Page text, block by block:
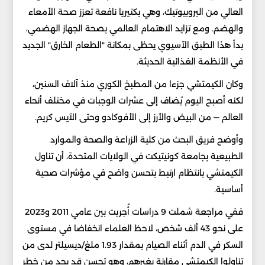
العالي من البروبيوتيك، وهي بكتيريا نافعة تعزز صحة الأمعاء
والهضم. ومع تزايد الاهتمام العالمي بصحة الجهاز الهضمي،
بدأ هذا الطبق الآسيوي يحظى بمكانة "الطعام الخارق" الجديد
في الأنظمة الغذائية الحديثة.
وكان الكيمتشي جزءا من المطبخ الكوري منذ آلاف السنين،
لكنه أصبح اليوم يُضاف إلى عشرات الوجبات في مختلف أنحاء
العالم — من البيض والأرز إلى الأفوكادو وحتى الآيس كريم.
وأوضح فريق البحث من كلية الزراعة والصحة والموارد
الطبيعية بجامعة كونيتيكت في الولايات المتحدة، أن تناول
الكيمتشي بانتظام ارتبط بتحسن واضح في مؤشرات صحية
أساسية.
ففي مراجعة شملت 9 دراسات أُجريت بين عامي 2011 و2023
على نحو 43 ألف شخص، لاحظ العلماء انخفاضا في مستوى
السكر في الدم أثناء الصيام بمقدار 1.93 ملغ/ديسيلتر لدى من
تناولوا الكيمتشي مقارنة بغيرهم، وهو تحسن قد يحد من خطر